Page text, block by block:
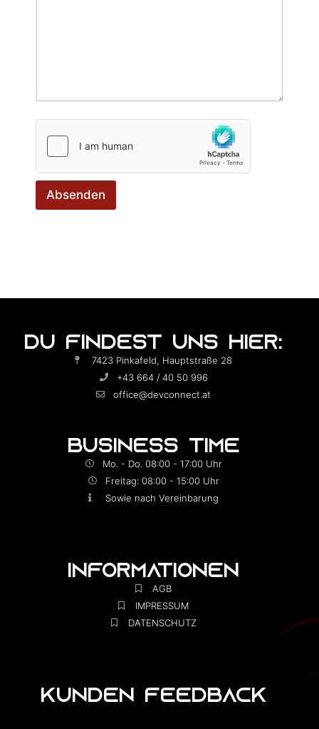
Absenden
DU FINDEST UNS HIER:
7423 Pinkafeld, Hauptstraße 28
+43 664 / 40 50 996
office@devconnect.at
BUSINESS TIME
Mo. - Do. 08:00 - 17:00 Uhr
Freitag: 08:00 - 15:00 Uhr
Sowie nach Vereinbarung
INFORMATIONEN
AGB
IMPRESSUM
DATENSCHUTZ
KUNDEN FEEDBACK